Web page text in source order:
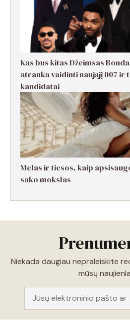
Kas bus kitas Džeimsas
atranka vaidinti naująjį 007 ir
kandidatai
Melas ir tiesos, kaip
sako mokslas
Niekada daugiau nepraleiskite
mūsų